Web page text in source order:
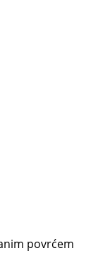
povrćem